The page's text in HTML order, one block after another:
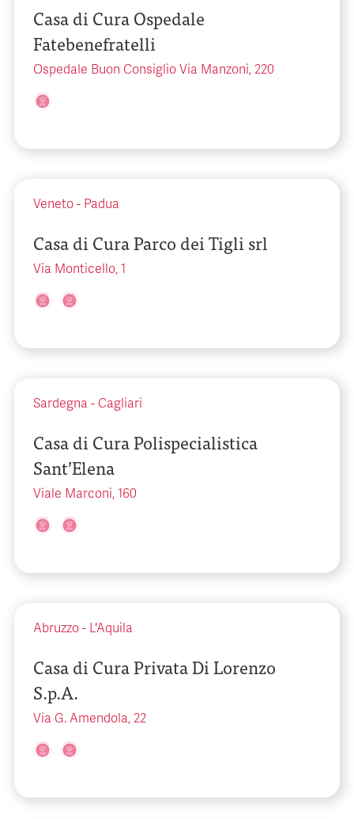
Casa di Cura Ospedale
Fatebenefratelli
Ospedale Buon Consiglio Via Manzoni, 220
Veneto - Padua
Casa di Cura Parco dei Tigli srl
Via Monticello, 1
Sardegna - Cagliari
Casa di Cura Polispecialistica
Sant’Elena
Viale Marconi, 160
Abruzzo - L'Aquila
Casa di Cura Privata Di Lorenzo
S.p.A.
Via G. Amendola, 22